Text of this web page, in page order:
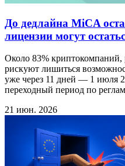
До дедлайна MiCA
лицензии могут
Около 83%
рискуют лишиться
уже через 11 дней — 1 июля
переходный период по
21 июн. 2026